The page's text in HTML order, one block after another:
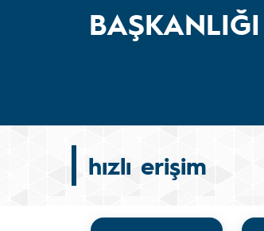
BAŞKANLIĞI
hızlı erişim